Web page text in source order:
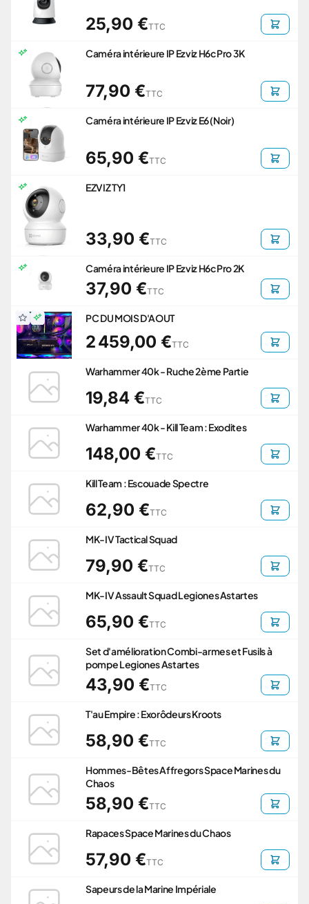
25,90 €TTC
Caméra intérieure IP Ezviz H6c Pro 3K
77,90 €TTC
Caméra intérieure IP Ezviz E6 (Noir)
65,90 €TTC
EZVIZ TY1
33,90 €TTC
Caméra intérieure IP Ezviz H6c Pro 2K
37,90 €TTC
PC DU MOIS D'AOUT
2 459,00 €TTC
Warhammer 40k - Ruche 2ème Partie
19,84 €TTC
Warhammer 40k - Kill Team : Exodites
148,00 €TTC
Kill Team : Escouade Spectre
62,90 €TTC
MK-IV Tactical Squad
79,90 €TTC
MK-IV Assault Squad Legiones Astartes
65,90 €TTC
Set d'amélioration Combi-armes et Fusils à
pompe Legiones Astartes
43,90 €TTC
T'au Empire : Exorôdeurs Kroots
58,90 €TTC
Hommes-Bêtes Affregors Space Marines du
Chaos
58,90 €TTC
Rapaces Space Marines du Chaos
57,90 €TTC
Sapeurs de la Marine Impériale